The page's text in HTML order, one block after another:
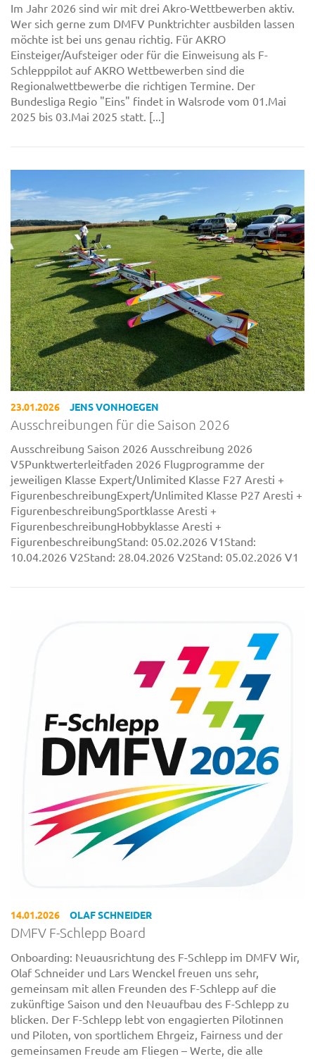
Im Jahr 2026 sind wir mit drei Akro-Wettbewerben aktiv.
Wer sich gerne zum DMFV Punktrichter ausbilden lassen
möchte ist bei uns genau richtig. Für AKRO
Einsteiger/Aufsteiger oder für die Einweisung als F-
Schlepppilot auf AKRO Wettbewerben sind die
Regionalwettbewerbe die richtigen Termine. Der
Bundesliga Regio "Eins" findet in Walsrode vom 01.Mai
2025 bis 03.Mai 2025 statt. [...]
23.01.2026 JENS VONHOEGEN
Ausschreibungen für die Saison 2026
Ausschreibung Saison 2026 Ausschreibung 2026
V5Punktwerterleitfaden 2026 Flugprogramme der
jeweiligen Klasse Expert/Unlimited Klasse F27 Aresti +
FigurenbeschreibungExpert/Unlimited Klasse P27 Aresti +
FigurenbeschreibungSportklasse Aresti +
FigurenbeschreibungHobbyklasse Aresti +
FigurenbeschreibungStand: 05.02.2026 V1Stand:
10.04.2026 V2Stand: 28.04.2026 V2Stand: 05.02.2026 V1
14.01.2026 OLAF SCHNEIDER
DMFV F-Schlepp Board
Onboarding: Neuausrichtung des F-Schlepp im DMFV Wir,
Olaf Schneider und Lars Wenckel freuen uns sehr,
gemeinsam mit allen Freunden des F-Schlepp auf die
zukünftige Saison und den Neuaufbau des F-Schlepp zu
blicken. Der F-Schlepp lebt von engagierten Pilotinnen
und Piloten, von sportlichem Ehrgeiz, Fairness und der
gemeinsamen Freude am Fliegen – Werte, die alle